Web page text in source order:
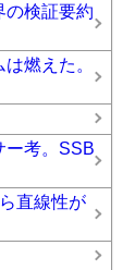
の検証要約
燃えた。
ー考。SSB
直線性が